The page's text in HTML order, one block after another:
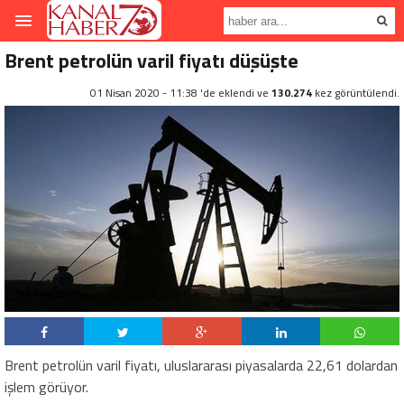
Brent petrolün varil fiyatı düşüşte
01 Nisan 2020 - 11:38 'de eklendi ve 130.274 kez görüntülendi.
Brent petrolün varil fiyatı, uluslararası piyasalarda 22,61 dolardan
işlem görüyor.